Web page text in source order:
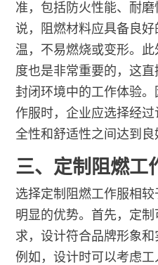
准，包括防火性能、耐
说，阻燃材料应具备良
温，不易燃烧或变形。
度也是非常重要的，这
封闭环境中的工作体验
作服时，企业应选择经
全性和舒适性之间达到良
三、定制阻燃工
选择定制阻燃工作服相
明显的优势。首先，定
求，设计符合品牌形象和
例如，设计时可以考虑